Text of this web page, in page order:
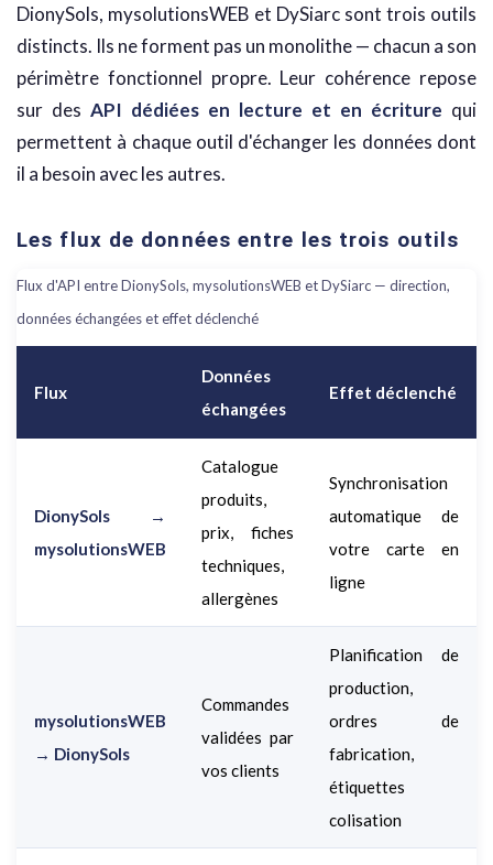
DionySols, mysolutionsWEB et DySiarc sont trois outils
distincts. Ils ne forment pas un monolithe — chacun a son
périmètre fonctionnel propre. Leur cohérence repose
sur des API dédiées en lecture et en écriture qui
permettent à chaque outil d'échanger les données dont
il a besoin avec les autres.
Les flux de données entre les trois outils
Flux d'API entre DionySols, mysolutionsWEB et DySiarc — direction,
données échangées et effet déclenché
Flux
Données
échangées
Effet déclenché
DionySols →
mysolutionsWEB
Catalogue
produits,
prix, fiches
techniques,
allergènes
Synchronisation
automatique de
votre carte en
ligne
mysolutionsWEB
→ DionySols
Commandes
validées par
vos clients
Planification de
production,
ordres de
fabrication,
étiquettes
colisation